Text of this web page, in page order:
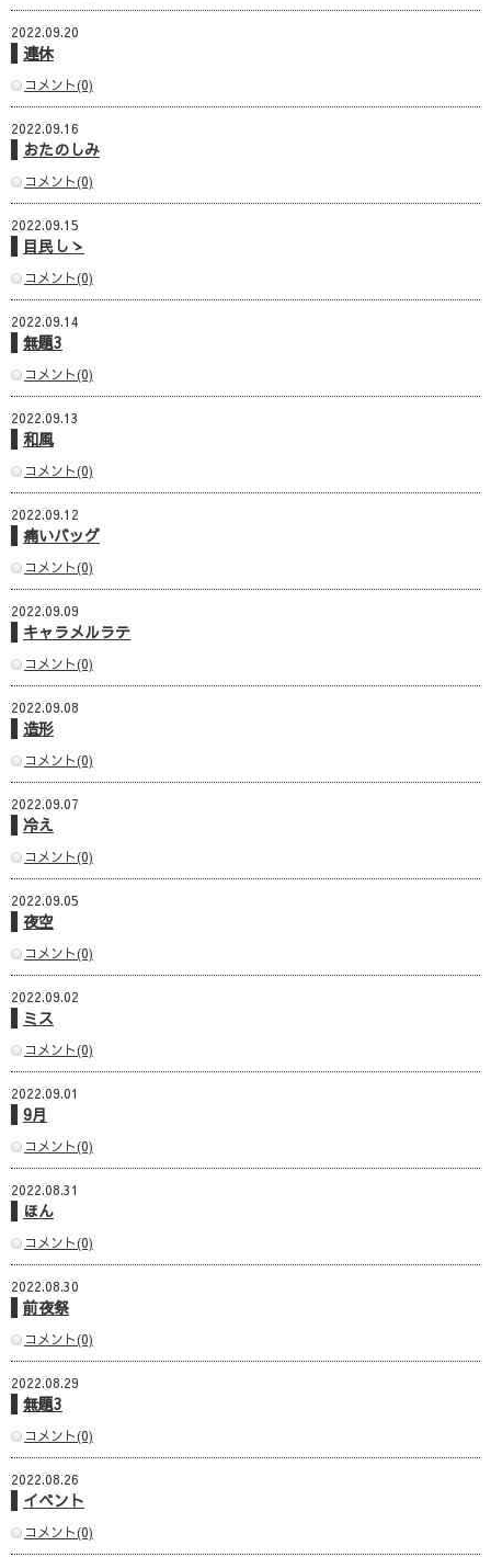
2022.09.20
連休
コメント(0)
2022.09.16
おたのしみ
コメント(0)
2022.09.15
目民しゝ
コメント(0)
2022.09.14
無題3
コメント(0)
2022.09.13
和風
コメント(0)
2022.09.12
痛いバッグ
コメント(0)
2022.09.09
キャラメルラテ
コメント(0)
2022.09.08
造形
コメント(0)
2022.09.07
冷え
コメント(0)
2022.09.05
夜空
コメント(0)
2022.09.02
ミス
コメント(0)
2022.09.01
9月
コメント(0)
2022.08.31
ほん
コメント(0)
2022.08.30
前夜祭
コメント(0)
2022.08.29
無題3
コメント(0)
2022.08.26
イベント
コメント(0)